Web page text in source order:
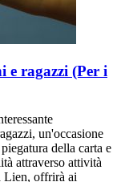
ragazzi (Per i
un'occasione
della carta e
attraverso attività
Lien, offrirà ai